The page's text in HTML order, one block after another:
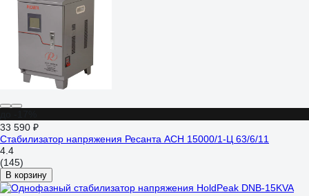
33 590 ₽
Стабилизатор напряжения Ресанта АСН 15000/1-Ц 63/6/11
4.4
(145)
В корзину